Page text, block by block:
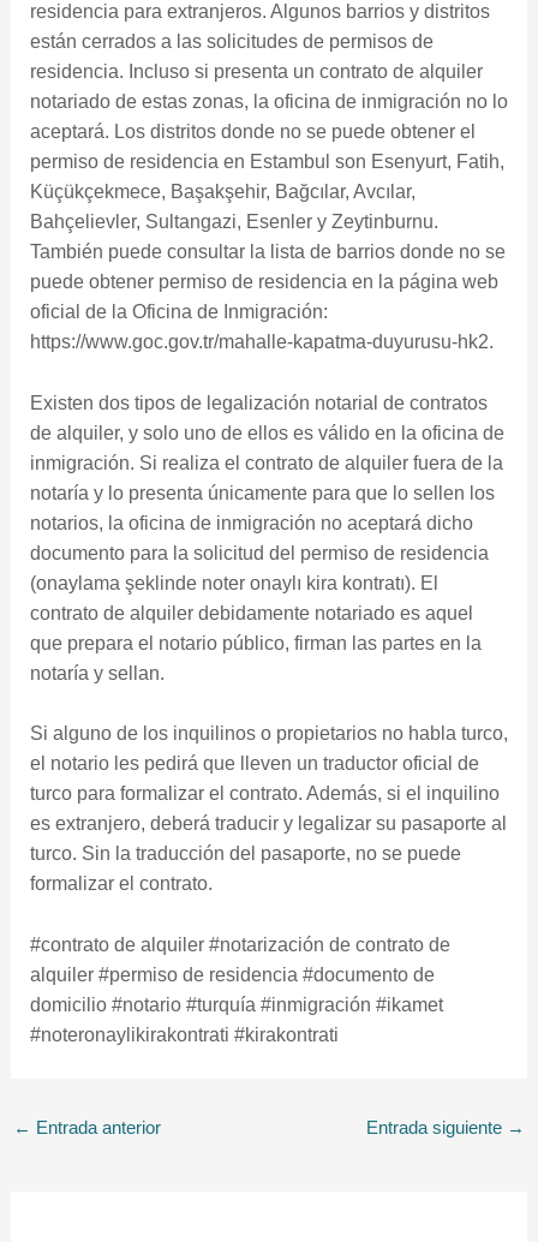
residencia para extranjeros. Algunos barrios y distritos
están cerrados a las solicitudes de permisos de
residencia. Incluso si presenta un contrato de alquiler
notariado de estas zonas, la oficina de inmigración no lo
aceptará. Los distritos donde no se puede obtener el
permiso de residencia en Estambul son Esenyurt, Fatih,
Küçükçekmece, Başakşehir, Bağcılar, Avcılar,
Bahçelievler, Sultangazi, Esenler y Zeytinburnu.
También puede consultar la lista de barrios donde no se
puede obtener permiso de residencia en la página web
oficial de la Oficina de Inmigración:
https://www.goc.gov.tr/mahalle-kapatma-duyurusu-hk2.
Existen dos tipos de legalización notarial de contratos
de alquiler, y solo uno de ellos es válido en la oficina de
inmigración. Si realiza el contrato de alquiler fuera de la
notaría y lo presenta únicamente para que lo sellen los
notarios, la oficina de inmigración no aceptará dicho
documento para la solicitud del permiso de residencia
(onaylama şeklinde noter onaylı kira kontratı). El
contrato de alquiler debidamente notariado es aquel
que prepara el notario público, firman las partes en la
notaría y sellan.
Si alguno de los inquilinos o propietarios no habla turco,
el notario les pedirá que lleven un traductor oficial de
turco para formalizar el contrato. Además, si el inquilino
es extranjero, deberá traducir y legalizar su pasaporte al
turco. Sin la traducción del pasaporte, no se puede
formalizar el contrato.
#contrato de alquiler #notarización de contrato de
alquiler #permiso de residencia #documento de
domicilio #notario #turquía #inmigración #ikamet
#noteronaylikirakontrati #kirakontrati
← Entrada anterior Entrada siguiente →